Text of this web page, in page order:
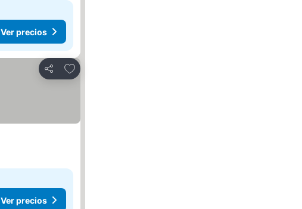
Ver precios
Compartir
Agregar a favoritos
Ver precios